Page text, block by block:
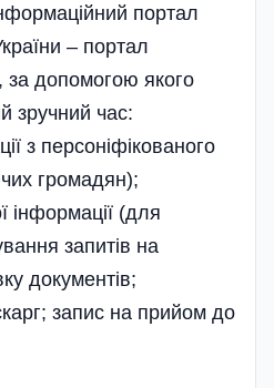
портал
– портал
за допомогою якого
зручний час:
з персоніфікованого
громадян);
інформації (для
запитів на
документів;
запис на прийом до